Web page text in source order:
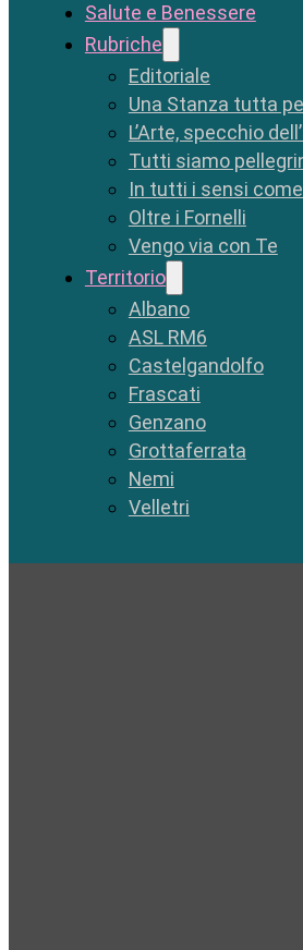
Salute e Benessere
Rubriche
Editoriale
Una Stanza tutta
L’Arte, specchio
Tutti siamo
In tutti i sensi
Oltre i Fornelli
Vengo via con Te
Territorio
Albano
ASL RM6
Castelgandolfo
Frascati
Genzano
Grottaferrata
Nemi
Velletri